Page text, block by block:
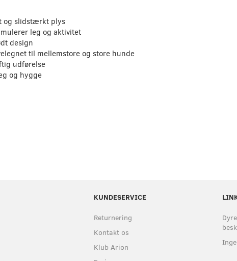
og slidstærkt plys
leg og aktivitet
design
til mellemstore og store hunde
udførelse
og hygge
KUNDESERVICE
Returnering
Kontakt os
Klub Arion